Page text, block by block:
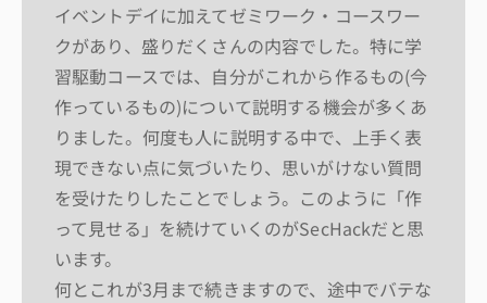
イベントデイに加えてゼミワーク・コースワー
クがあり、盛りだくさんの内容でした。特に学
習駆動コースでは、自分がこれから作るもの(今
作っているもの)について説明する機会が多くあ
りました。何度も人に説明する中で、上手く表
現できない点に気づいたり、思いがけない質問
を受けたりしたことでしょう。このように「作
って見せる」を続けていくのがSecHackだと思
います。
何とこれが3月まで続きますので、途中でバテな